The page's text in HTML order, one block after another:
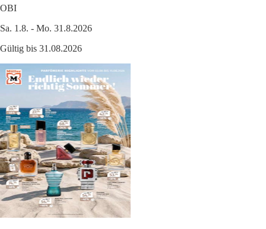
OBI
Sa. 1.8. - Mo. 31.8.2026
Gültig bis 31.08.2026